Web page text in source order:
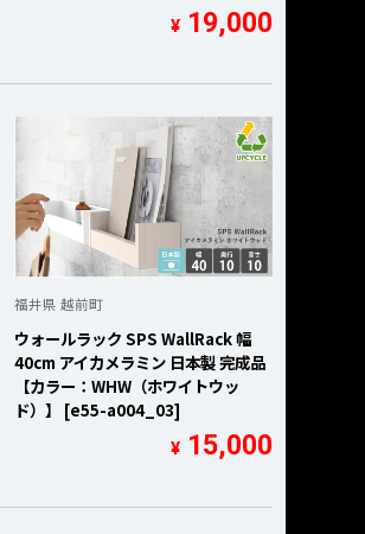
¥ 19,000
福井県 越前町
ウォールラック SPS WallRack 幅
40cm アイカメラミン 日本製 完成品
【カラー：WHW（ホワイトウッ
ド）】 [e55-a004_03]
¥ 15,000